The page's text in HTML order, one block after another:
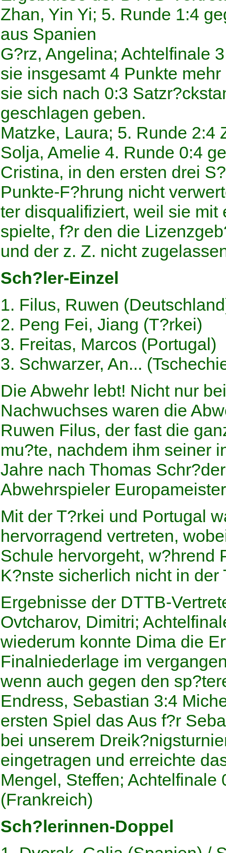
Zhan, Yin Yi; 5. Runde 1:4
aus Spanien
G?rz, Angelina; Achtelfinale
sie insgesamt 4 Punkte
sie sich nach 0:3
geschlagen geben.
Matzke, Laura; 5. Runde 2:4
Solja, Amelie 4. Runde 0:4
Cristina, in den ersten drei
Punkte-F?hrung nicht
ter disqualifiziert, weil sie
spielte, f?r den die
und der z. Z. nicht
Sch?ler-Einzel
1. Filus, Ruwen
2. Peng Fei, Jiang (T?rkei)
3. Freitas, Marcos (Portugal)
3. Schwarzer, An...
Die Abwehr lebt! Nicht nur
Nachwuchses waren die
Ruwen Filus, der fast die
mu?te, nachdem ihm seiner
Jahre nach Thomas
Abwehrspieler
Mit der T?rkei und Portugal
hervorragend vertreten,
Schule hervorgeht, w?hrend
K?nste sicherlich nicht in der
Ergebnisse der DTTB-
Ovtcharov, Dimitri;
wiederum konnte Dima die
Finalniederlage im
wenn auch gegen den
Endress, Sebastian 3:4
ersten Spiel das Aus f?r
bei unserem
eingetragen und erreichte
Mengel, Steffen;
(Frankreich)
Sch?lerinnen-Doppel